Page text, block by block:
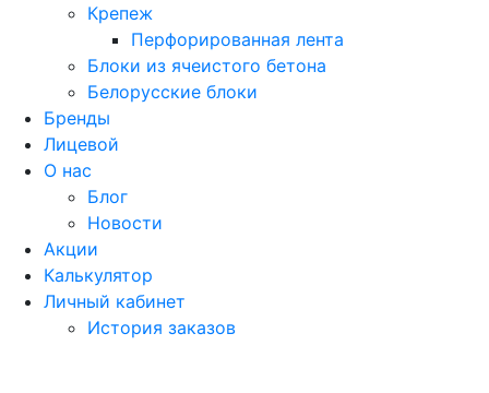
Крепеж
Перфорированная лента
Блоки из ячеистого бетона
Белорусские блоки
Бренды
Лицевой
О нас
Блог
Новости
Акции
Калькулятор
Личный кабинет
История заказов